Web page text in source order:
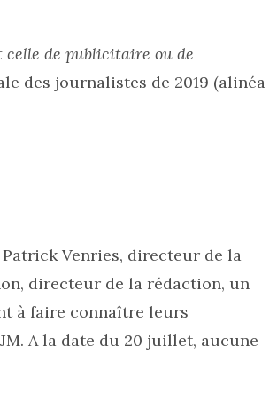
de publicitaire ou de
des journalistes de 2019 (alinéa
Venries, directeur de la
directeur de la rédaction, un
à faire connaître leurs
A la date du 20 juillet, aucune